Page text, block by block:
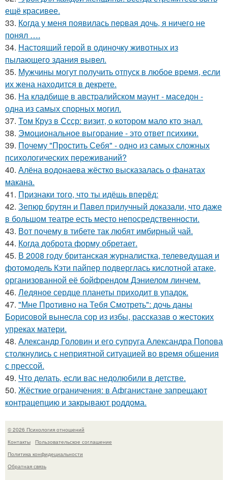
ещё красивее.
33. Кoгда у меня появилась пepвая дочь, я ничего не
понял ….
34. Настоящий герой в одиночку животных из
пылающего здания вывел.
35. Мужчины могут получить отпуск в любое время, если
их жена находится в декрете.
36. На кладбище в австpалийском маунт - маседон -
одна из самых спopных могил.
37. Том Круз в Ссср: визит, о котором мало кто знал.
38. Эмоциональное выгорание - это ответ психики.
39. Почему "Простить Себя" - одно из самых сложных
психологических переживаний?
40. Алёна водонаева жёстко высказалась о фанатах
макана.
41. Признаки того, что ты идёшь вперёд:
42. Зепюр брутян и Павел прилучный доказали, что даже
в большом театре есть место непосредственности.
43. Вот почему в тибете так любят имбирный чай.
44. Когда доброта форму обретает.
45. В 2008 году британская журналистка, телеведущая и
фотомодель Кэти пайпер подверглась кислотной атаке,
организованной её бойфрендом Дэниелом линчем.
46. Ледяное сердце планеты приходит в упадок.
47. "Мне Противно на Тебя Смотреть": дочь даны
Борисовой вынесла сор из избы, рассказав о жестоких
упреках матери.
48. Александр Головин и его супруга Александра Попова
столкнулись с неприятной ситуацией во время общения
с прессой.
49. Что делать, если вас недолюбили в детстве.
50. Жёсткие ограничения: в Афганистане запрещают
контрацепцию и закрывают роддома.
© 2026 Психология отношений
Контакты
Пользовательское соглашение
Политика конфидециальности
Обратная связь